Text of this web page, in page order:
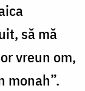
să mă
vreun om,
monah”.